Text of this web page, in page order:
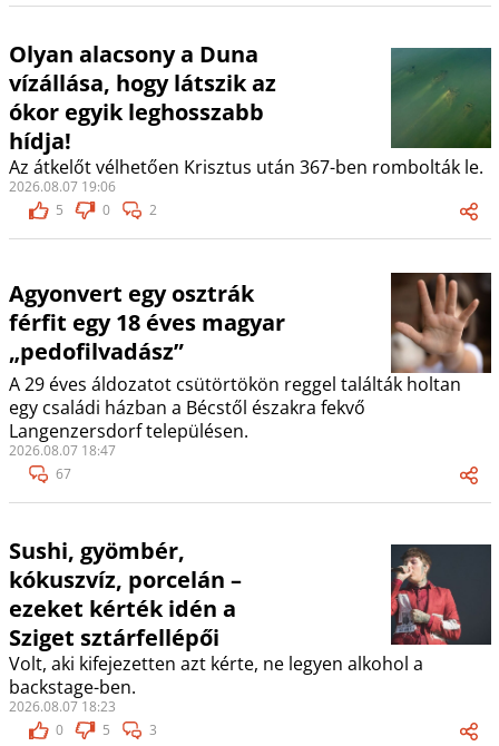
Olyan alacsony a Duna
vízállása, hogy látszik az
ókor egyik leghosszabb
hídja!
Az átkelőt vélhetően Krisztus után 367-ben rombolták le.
2026.08.07 19:06
5
0 2
Agyonvert egy osztrák
férfit egy 18 éves magyar
„pedofilvadász”
A 29 éves áldozatot csütörtökön reggel találták holtan
egy családi házban a Bécstől északra fekvő
Langenzersdorf településen.
2026.08.07 18:47
67
Sushi, gyömbér,
kókuszvíz, porcelán –
ezeket kérték idén a
Sziget sztárfellépői
Volt, aki kifejezetten azt kérte, ne legyen alkohol a
backstage-ben.
2026.08.07 18:23
0
5 3